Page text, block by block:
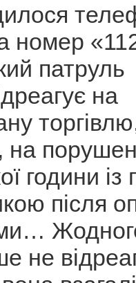
номер
патруль
на
на
години
після
не